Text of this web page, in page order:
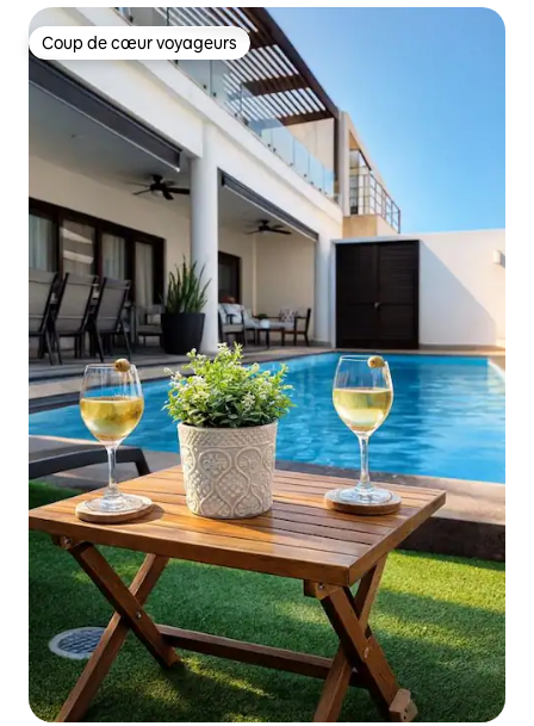
Coup de cœur voyageurs
Coup de cœur voyageurs